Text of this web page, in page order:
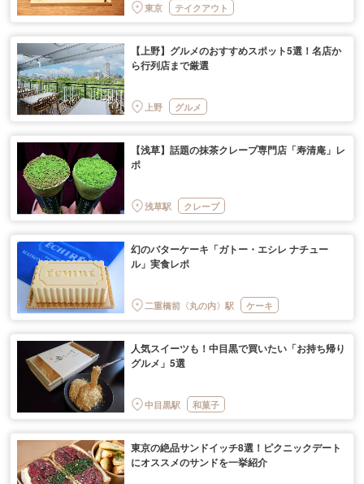
東京 テイクアウト
【上野】グルメのおすすめスポット5選！名店か
ら行列店まで厳選
上野 グルメ
【浅草】話題の抹茶クレープ専門店「寿清庵」レ
ポ
浅草駅 クレープ
幻のバターケーキ「ガトー・エシレ ナチュー
ル」実食レポ
二重橋前〈丸の内〉駅 ケーキ
人気スイーツも！中目黒で買いたい「お持ち帰り
グルメ」5選
中目黒駅 和菓子
東京の絶品サンドイッチ8選！ピクニックデート
にオススメのサンドを一挙紹介